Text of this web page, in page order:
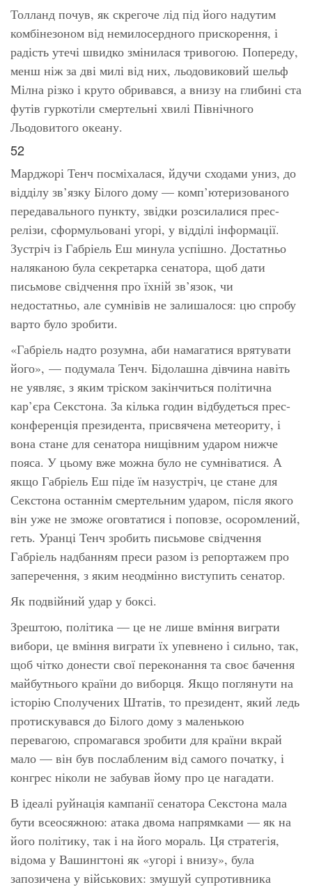
Толланд почув, як скрегоче лід під його надутим
комбінезоном від немилосердного прискорення, і
радість утечі швидко змінилася тривогою. Попереду,
менш ніж за дві милі від них, льодовиковий шельф
Мілна різко і круто обривався, а внизу на глибині ста
футів гуркотіли смертельні хвилі Північного
Льодовитого океану.
52
Марджорі Тенч посміхалася, йдучи сходами униз, до
відділу зв’язку Білого дому — комп’ютеризованого
передавального пункту, звідки розсилалися прес-
релізи, сформульовані угорі, у відділі інформації.
Зустріч із Габріель Еш минула успішно. Достатньо
наляканою була секретарка сенатора, щоб дати
письмове свідчення про їхній зв’язок, чи
недостатньо, але сумнівів не залишалося: цю спробу
варто було зробити.
«Габріель надто розумна, аби намагатися врятувати
його», — подумала Тенч. Бідолашна дівчина навіть
не уявляє, з яким тріском закінчиться політична
кар’єра Секстона. За кілька годин відбудеться прес-
конференція президента, присвячена метеориту, і
вона стане для сенатора нищівним ударом нижче
пояса. У цьому вже можна було не сумніватися. А
якщо Габріель Еш піде їм назустріч, це стане для
Секстона останнім смертельним ударом, після якого
він уже не зможе оговтатися і поповзе, осоромлений,
геть. Уранці Тенч зробить письмове свідчення
Габріель надбанням преси разом із репортажем про
заперечення, з яким неодмінно виступить сенатор.
Як подвійний удар у боксі.
Зрештою, політика — це не лише вміння виграти
вибори, це вміння виграти їх упевнено і сильно, так,
щоб чітко донести свої переконання та своє бачення
майбутнього країни до виборця. Якщо поглянути на
історію Сполучених Штатів, то президент, який ледь
протискувався до Білого дому з маленькою
перевагою, спромагався зробити для країни вкрай
мало — він був послабленим від самого початку, і
конгрес ніколи не забував йому про це нагадати.
В ідеалі руйнація кампанії сенатора Секстона мала
бути всеосяжною: атака двома напрямками — як на
його політику, так і на його мораль. Ця стратегія,
відома у Вашингтоні як «угорі і внизу», була
запозичена у військових: змушуй супротивника